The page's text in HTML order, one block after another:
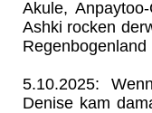
Akule,
Ashki rocken
Regenbogenland
5.10.2025:
Denise kam